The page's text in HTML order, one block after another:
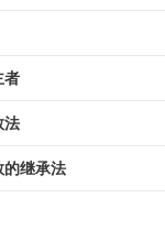
者
法
的继承法